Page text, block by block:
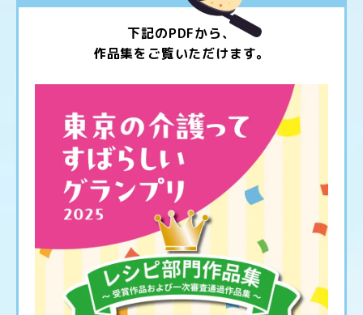
下記のPDFから、
作品集をご覧いただけます。